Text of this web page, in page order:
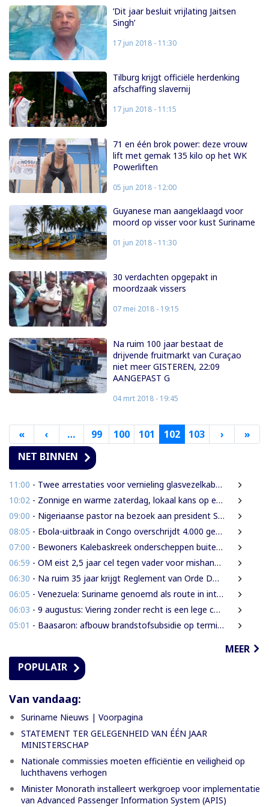
’Dit jaar besluit vrijlating Jaitsen
Singh’
17 jun 2018 - 11:30
Tilburg krijgt officiële herdenking
afschaffing slavernij
17 jun 2018 - 11:15
71 en één brok power: deze vrouw
lift met gemak 135 kilo op het WK
Powerliften
05 jun 2018 - 12:00
Guyanese man aangeklaagd voor
moord op visser voor kust Suriname
01 jun 2018 - 11:30
30 verdachten opgepakt in
moordzaak vissers
07 mei 2018 - 19:15
Na ruim 100 jaar bestaat de
drijvende fruitmarkt van Curaçao
niet meer GISTEREN, 22:09
AANGEPAST G
04 mrt 2018 - 19:45
«Eerste
pagina
‹ Vorige
pagina
… 99 100 101 102 103 › Volgende
pagina
»
NET BINNEN
11:00 - Twee arrestaties voor vernieling glasvezelkabels Telesur; maskers en kabelknipper gevonden
10:02 - Zonnige en warme zaterdag, lokaal kans op een bui
09:00 - Nigeriaanse pastor na bezoek aan president Simons: ‘Toename van rijkdom in Suriname’
08:05 - Ebola-uitbraak in Congo overschrijdt 4.000 gevallen
07:00 - Bewoners Kalebaskreek onderscheppen buitenlanders met illegaal geweer en communicatieapparatuur
06:59 - OM eist 2,5 jaar cel tegen vader voor mishandeling en verwaarlozing van gezin
06:30 - Na ruim 35 jaar krijgt Reglement van Orde DNA grondige herziening
06:05 - Venezuela: Suriname genoemd als route in internationale cocaïnesmokkel naar Europa
06:03 - 9 augustus: Viering zonder recht is een lege ceremonie
05:01 - Baasaron: afbouw brandstofsubsidie op termijn onvermijdelijk
MEER
POPULAIR
Van vandaag:
Suriname Nieuws | Voorpagina
STATEMENT TER GELEGENHEID VAN ÉÉN JAAR
MINISTERSCHAP
Nationale commissies moeten efficiëntie en veiligheid op
luchthavens verhogen
Minister Monorath installeert werkgroep voor implementatie
van Advanced Passenger Information System (APIS)